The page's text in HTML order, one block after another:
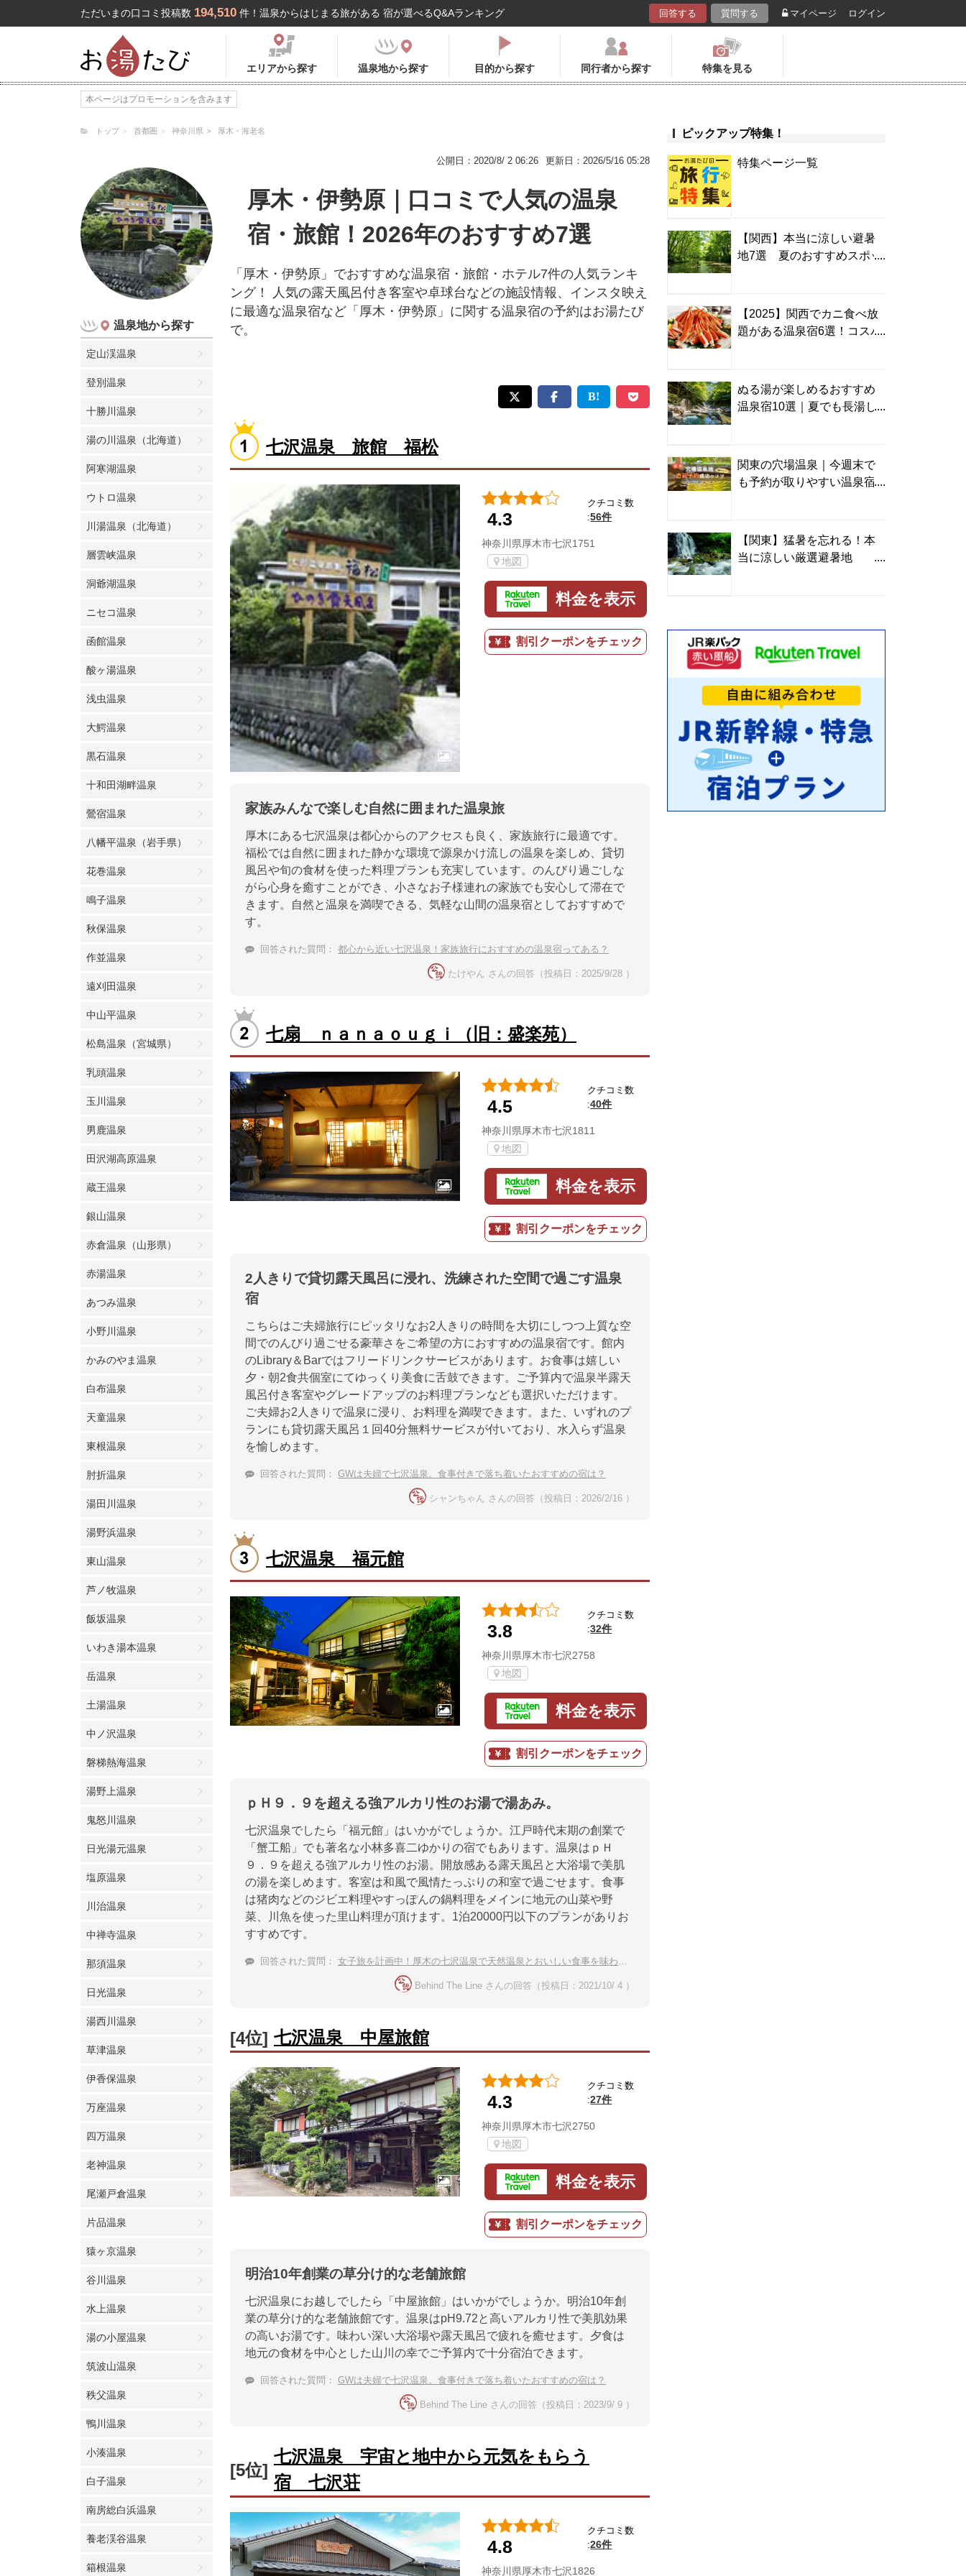
ただいまの口コミ投稿数 194,510 件！温泉からはじまる旅がある 宿が選べるQ&Aランキング 回答する 質問する マイページ ログイン
エリアから探す 温泉地から探す 目的から探す 同行者から探す 特集を見る
本ページはプロモーションを含みます
トップ 首都圏 神奈川県 厚木・海老名
公開日：2020/8/ 2 06:26 更新日：2026/5/16 05:28
温泉地から探す
定山渓温泉
登別温泉
十勝川温泉
湯の川温泉（北海道）
阿寒湖温泉
ウトロ温泉
川湯温泉（北海道）
層雲峡温泉
洞爺湖温泉
ニセコ温泉
函館温泉
酸ヶ湯温泉
浅虫温泉
大鰐温泉
黒石温泉
十和田湖畔温泉
鶯宿温泉
八幡平温泉（岩手県）
花巻温泉
鳴子温泉
秋保温泉
作並温泉
遠刈田温泉
中山平温泉
松島温泉（宮城県）
乳頭温泉
玉川温泉
男鹿温泉
田沢湖高原温泉
蔵王温泉
銀山温泉
赤倉温泉（山形県）
赤湯温泉
あつみ温泉
小野川温泉
かみのやま温泉
白布温泉
天童温泉
東根温泉
肘折温泉
湯田川温泉
湯野浜温泉
東山温泉
芦ノ牧温泉
飯坂温泉
いわき湯本温泉
岳温泉
土湯温泉
中ノ沢温泉
磐梯熱海温泉
湯野上温泉
鬼怒川温泉
日光湯元温泉
塩原温泉
川治温泉
中禅寺温泉
那須温泉
日光温泉
湯西川温泉
草津温泉
伊香保温泉
万座温泉
四万温泉
老神温泉
尾瀬戸倉温泉
片品温泉
猿ヶ京温泉
谷川温泉
水上温泉
湯の小屋温泉
筑波山温泉
秩父温泉
鴨川温泉
小湊温泉
白子温泉
南房総白浜温泉
養老渓谷温泉
箱根温泉
厚木・伊勢原｜口コミで人気の温泉
宿・旅館！2026年のおすすめ7選
「厚木・伊勢原」でおすすめな温泉宿・旅館・ホテル7件の人気ランキ
ング！ 人気の露天風呂付き客室や卓球台などの施設情報、インスタ映え
に最適な温泉宿など「厚木・伊勢原」に関する温泉宿の予約はお湯たび
で。
七沢温泉 旅館 福松
4.3
クチコミ数
:56件
神奈川県厚木市七沢1751
地図
料金を表示
割引クーポンをチェック
家族みんなで楽しむ自然に囲まれた温泉旅
厚木にある七沢温泉は都心からのアクセスも良く、家族旅行に最適です。
福松では自然に囲まれた静かな環境で源泉かけ流しの温泉を楽しめ、貸切
風呂や旬の食材を使った料理プランも充実しています。のんびり過ごしな
がら心身を癒すことができ、小さなお子様連れの家族でも安心して滞在で
きます。自然と温泉を満喫できる、気軽な山間の温泉宿としておすすめで
す。
回答された質問： 都心から近い七沢温泉！家族旅行におすすめの温泉宿ってある？
たけやん さんの回答（投稿日：2025/9/28 ）
七扇 ｎａｎａｏｕｇｉ（旧：盛楽苑）
4.5
クチコミ数
:40件
神奈川県厚木市七沢1811
地図
料金を表示
割引クーポンをチェック
2人きりで貸切露天風呂に浸れ、洗練された空間で過ごす温泉
宿
こちらはご夫婦旅行にピッタリなお2人きりの時間を大切にしつつ上質な空
間でのんびり過ごせる豪華さをご希望の方におすすめの温泉宿です。館内
のLibrary＆Barではフリードリンクサービスがあります。お食事は嬉しい
夕・朝2食共個室にてゆっくり美食に舌鼓できます。ご予算内で温泉半露天
風呂付き客室やグレードアップのお料理プランなども選択いただけます。
ご夫婦お2人きりで温泉に浸り、お料理を満喫できます。また、いずれのプ
ランにも貸切露天風呂１回40分無料サービスが付いており、水入らず温泉
を愉しめます。
回答された質問： GWは夫婦で七沢温泉。食事付きで落ち着いたおすすめの宿は？
シャンちゃん さんの回答（投稿日：2026/2/16 ）
七沢温泉 福元館
3.8
クチコミ数
:32件
神奈川県厚木市七沢2758
地図
料金を表示
割引クーポンをチェック
ｐＨ９．９を超える強アルカリ性のお湯で湯あみ。
七沢温泉でしたら「福元館」はいかがでしょうか。江戸時代末期の創業で
「蟹工船」でも著名な小林多喜二ゆかりの宿でもあります。温泉はｐＨ
９．９を超える強アルカリ性のお湯。開放感ある露天風呂と大浴場で美肌
の湯を楽しめます。客室は和風で風情たっぷりの和室で過ごせます。食事
は猪肉などのジビエ料理やすっぽんの鍋料理をメインに地元の山菜や野
菜、川魚を使った里山料理が頂けます。1泊20000円以下のプランがありお
すすめです。
回答された質問： 女子旅を計画中！厚木の七沢温泉で天然温泉とおいしい食事を味わいたい。
Behind The Line さんの回答（投稿日：2021/10/ 4 ）
[4位] 七沢温泉 中屋旅館
4.3
クチコミ数
:27件
神奈川県厚木市七沢2750
地図
料金を表示
割引クーポンをチェック
明治10年創業の草分け的な老舗旅館
七沢温泉にお越しでしたら「中屋旅館」はいかがでしょうか。明治10年創
業の草分け的な老舗旅館です。温泉はpH9.72と高いアルカリ性で美肌効果
の高いお湯です。味わい深い大浴場や露天風呂で疲れを癒せます。夕食は
地元の食材を中心とした山川の幸でご予算内で十分宿泊できます。
回答された質問： GWは夫婦で七沢温泉。食事付きで落ち着いたおすすめの宿は？
Behind The Line さんの回答（投稿日：2023/9/ 9 ）
[5位]
七沢温泉 宇宙と地中から元気をもらう
宿 七沢荘
4.8
クチコミ数
:26件
神奈川県厚木市七沢1826
ピックアップ特集！
特集ページ一覧
【関西】本当に涼しい避暑
地7選 夏のおすすめスポッ
【2025】関西でカニ食べ放
題がある温泉宿6選！コスパ
ぬる湯が楽しめるおすすめ
温泉宿10選｜夏でも長湯し
関東の穴場温泉｜今週末で
も予約が取りやすい温泉宿
【関東】猛暑を忘れる！本
当に涼しい厳選避暑地